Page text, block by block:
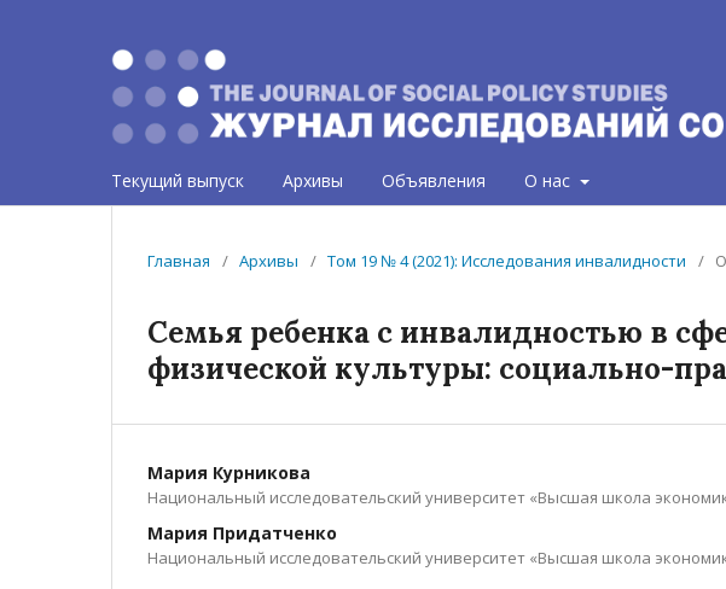
Текущий выпуск Архивы Объявления О нас
Главная / Архивы / Том 19 № 4 (2021): Исследования инвалидности /
Семья ребенка с инвалидностью в
физической культуры: социально-
Мария Курникова
Национальный исследовательский университет «Высшая школа
Мария Придатченко
Национальный исследовательский университет «Высшая школа